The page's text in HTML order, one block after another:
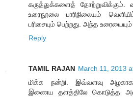
கருத்துக்களைத் தோற்றுவிக்கும்.
உரைநூலை பாரிநிலையம்
பரிசையும் பெற்றது. அந்த
Reply
TAMIL RAJAN March 11, 2013
மிக்க நன்றி. இவ்வளவு அழகாக
இணைய தளத்திலே கொடுத்த